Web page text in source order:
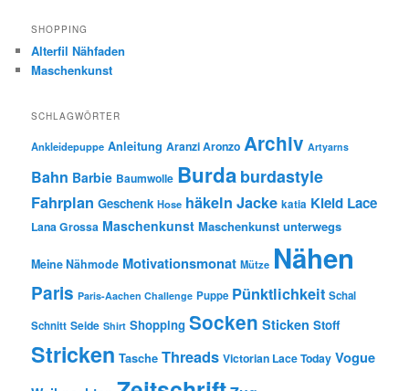
SHOPPING
Alterfil Nähfaden
Maschenkunst
SCHLAGWÖRTER
Ankleidepuppe Anleitung Aranzi Aronzo Archiv Artyarns
Bahn Barbie Baumwolle Burda burdastyle
Fahrplan Geschenk Hose häkeln Jacke katia Kleid Lace
Lana Grossa Maschenkunst Maschenkunst unterwegs
Meine Nähmode Motivationsmonat Mütze Nähen
Paris Paris-Aachen Challenge Puppe Pünktlichkeit Schal
Schnitt Seide Shirt Shopping Socken Sticken Stoff
Stricken Tasche Threads Victorian Lace Today Vogue